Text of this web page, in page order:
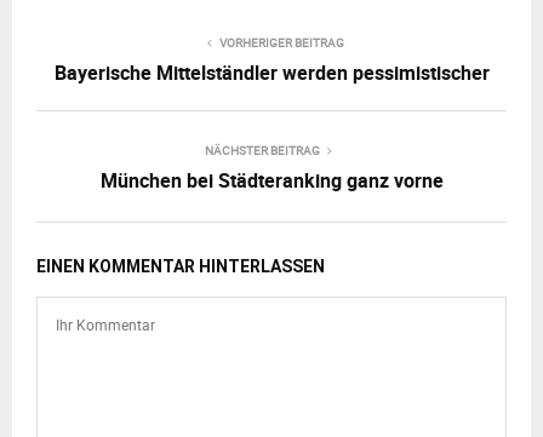
VORHERIGER BEITRAG
Bayerische Mittelständler werden pessimistischer
NÄCHSTER BEITRAG
München bei Städteranking ganz vorne
EINEN KOMMENTAR HINTERLASSEN